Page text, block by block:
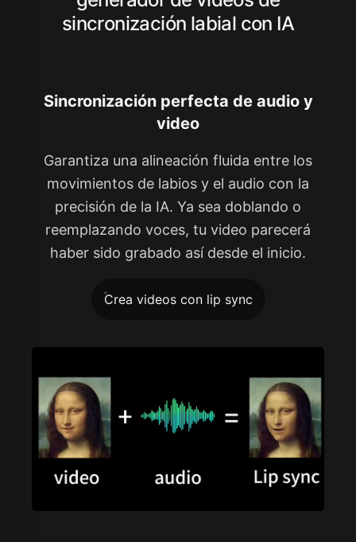
sincronización labial con IA
Sincronización perfecta de audio y
video
Garantiza una alineación fluida entre los
movimientos de labios y el audio con la
precisión de la IA. Ya sea doblando o
reemplazando voces, tu video parecerá
haber sido grabado así desde el inicio.
Crea videos con lip sync